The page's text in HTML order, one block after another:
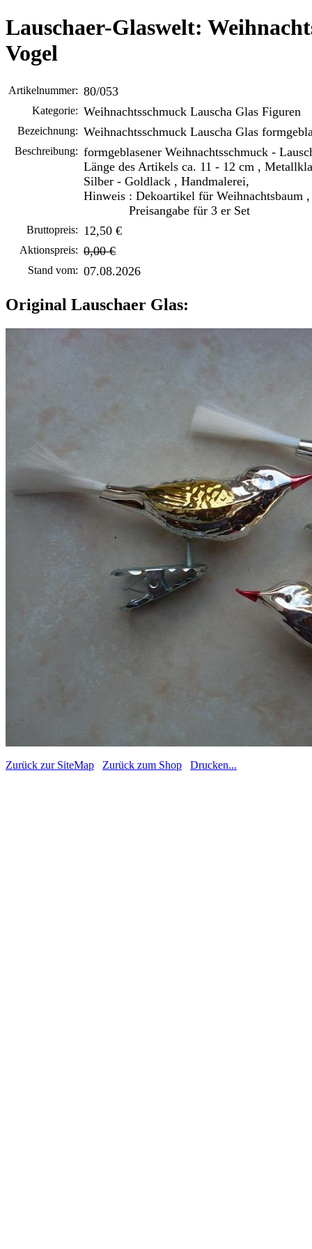
Lauschaer-Glaswelt:
Vogel
Artikelnummer: 80/053
Kategorie: Weihnachtsschmuck Lauscha Glas Figuren
Bezeichnung: Weihnachtsschmuck Lauscha Glas
Beschreibung: formgeblasener Weihnachtsschmuck -
Länge des Artikels ca. 11 - 12 cm ,
Silber - Goldlack , Handmalerei,
Hinweis : Dekoartikel für Weihnachtsbaum
Preisangabe für 3 er Set
Bruttopreis: 12,50 €
Aktionspreis: 0,00 €
Stand vom: 07.08.2026
Original Lauschaer Glas:
Zurück zur SiteMap Zurück zum Shop Drucken...